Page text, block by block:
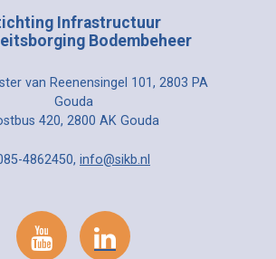
Infrastructuur
Bodembeheer
van Reenensingel 101, 2803 PA
Gouda
420, 2800 AK Gouda
4862450, info@sikb.nl